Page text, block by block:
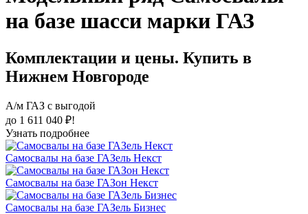
на базе шасси марки ГАЗ
Комплектации и цены. Купить в
Нижнем Новгороде
А/м ГАЗ с выгодой
до 1 611 040 ₽!
Узнать подробнее
Самосвалы на базе ГАЗель Некст
Самосвалы на базе ГАЗон Некст
Самосвалы на базе ГАЗель Бизнес